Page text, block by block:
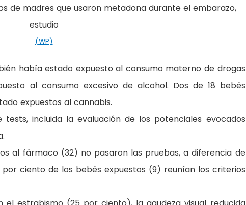
(WP)
había estado expuesto al consumo materno de drogas
al consumo excesivo de alcohol. Dos de 18 bebés
expuestos al cannabis.
incluida la evaluación de los potenciales evocados
al fármaco (32) no pasaron las pruebas, a diferencia de
ciento de los bebés expuestos (9) reunían los criterios